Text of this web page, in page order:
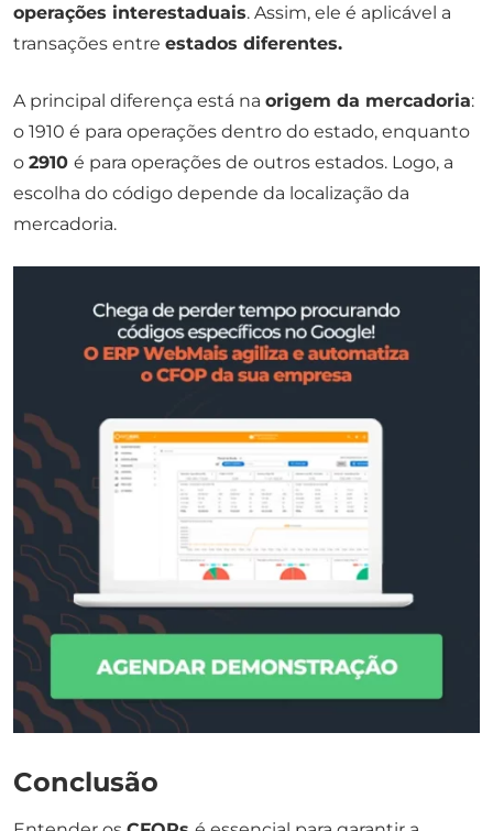
operações interestaduais. Assim, ele é aplicável a
transações entre estados diferentes.
A principal diferença está na origem da mercadoria:
o 1910 é para operações dentro do estado, enquanto
o 2910 é para operações de outros estados. Logo, a
escolha do código depende da localização da
mercadoria.
Conclusão